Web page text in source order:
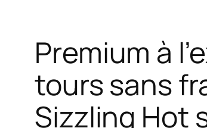
Premium à
tours sans
Sizzling Hot